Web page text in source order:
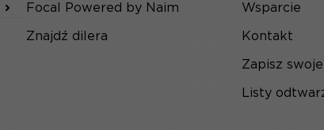
Focal Powered by Naim
Znajdź dilera
Wsparcie
Kontakt
Zapisz
Listy